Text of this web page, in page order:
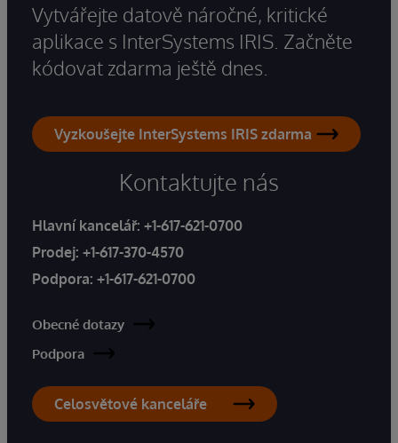
Vytvářejte datově náročné, kritické
aplikace s InterSystems IRIS. Začněte
kódovat zdarma ještě dnes.
Vyzkoušejte InterSystems IRIS zdarma
Kontaktujte nás
Hlavní kancelář: +1-617-621-0700
Prodej: +1-617-370-4570
Podpora: +1-617-621-0700
Obecné dotazy
Podpora
Celosvětové kanceláře